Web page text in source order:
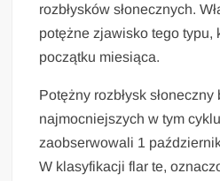
rozbłysków słonecznych.
potężne zjawisko tego typu,
początku miesiąca.
Potężny rozbłysk słoneczny
najmocniejszych w tym
zaobserwowali 1
W klasyfikacji flar te,